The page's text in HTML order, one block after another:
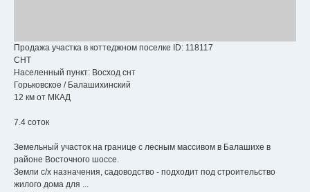
Продажа участка в коттеджном поселке ID: 118117
СНТ
Населенный пункт: Восход снт
Горьковское / Балашихинский
12 км от МКАД
7.4 соток
Земельный участок на границе с лесным массивом в Балашихе в
районе Восточного шоссе.
Земли с/х назначения, садоводство - подходит под строительство
жилого дома для ...